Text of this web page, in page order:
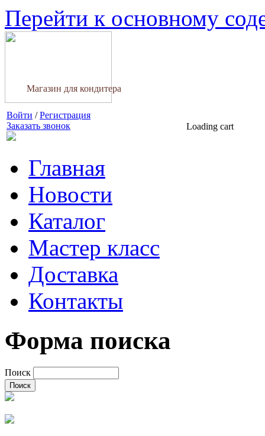
Перейти к основному
Магазин для кондитера
Войти /Регистрация
Заказать звонок
Loading cart
Главная
Новости
Каталог
Мастер класс
Доставка
Контакты
Форма поиска
Поиск